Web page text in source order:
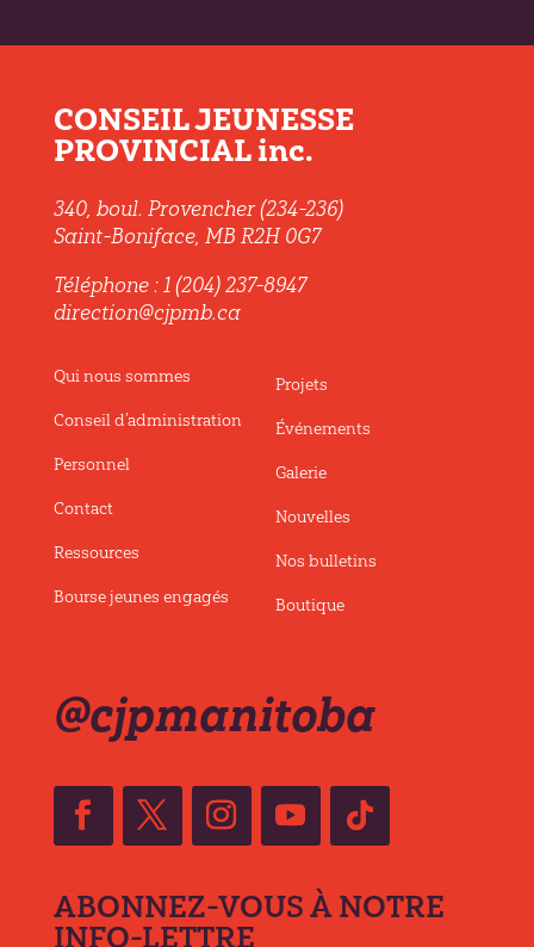
CONSEIL JEUNESSE
PROVINCIAL inc.
340, boul. Provencher (234-236)
Saint-Boniface, MB R2H 0G7
Téléphone : 1 (204) 237-8947
direction@cjpmb.ca
Qui nous sommes
Conseil d’administration
Personnel
Contact
Ressources
Bourse jeunes engagés
Projets
Événements
Galerie
Nouvelles
Nos bulletins
Boutique
@cjpmanitoba
ABONNEZ-VOUS À NOTRE
INFO-LETTRE